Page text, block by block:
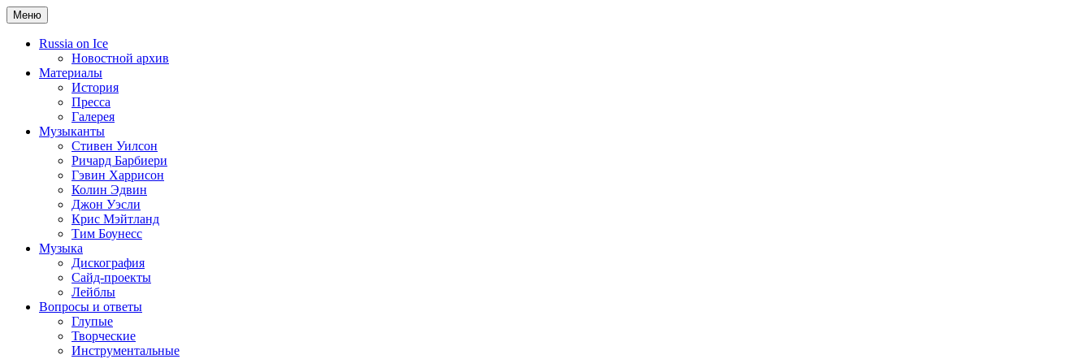
Меню
Russia on Ice
Новостной архив
Материалы
История
Пресса
Галерея
Музыканты
Стивен Уилсон
Ричард Барбиери
Гэвин Харрисон
Колин Эдвин
Джон Уэсли
Крис Мэйтланд
Тим Боунесс
Музыка
Дискография
Сайд-проекты
Лейблы
Вопросы и ответы
Глупые
Творческие
Инструментальные